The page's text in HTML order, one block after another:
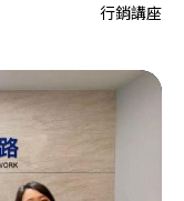
行銷講座